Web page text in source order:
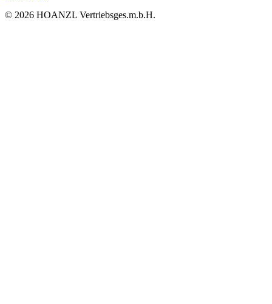
© 2026 HOANZL Vertriebsges.m.b.H.